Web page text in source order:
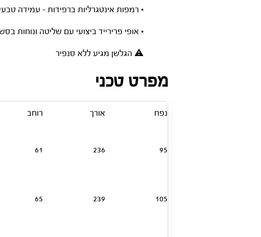
• רמפות אינטגרליות ברפידות – עמידה
• אופי פרירייד ביצועי עם שליטה ונוחות
⚠️ הגלשן מגיע ללא סנפיר
מפרט טכני
נפח אורך רוחב
95
236
61
105
239
65